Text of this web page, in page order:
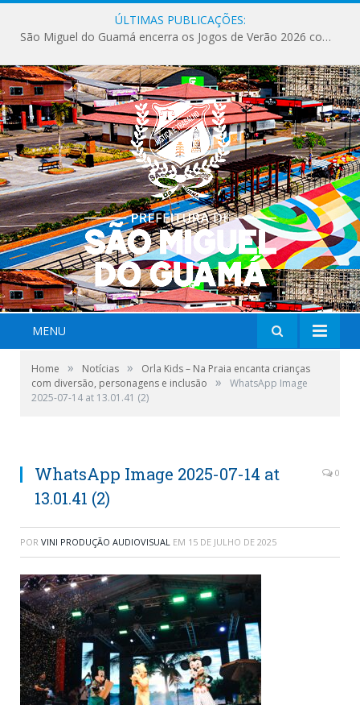
ÚLTIMAS PUBLICAÇÕES:
São Miguel do Guamá encerra os Jogos de Verão 2026 com sucesso de público e competições.
MENU
Home » Notícias »
Orla Kids – Na Praia encanta crianças
com diversão, personagens e inclusão
»
WhatsApp Image
2025-07-14 at 13.01.41 (2)
WhatsApp Image 2025-07-14 at
13.01.41 (2)
0
POR VINI PRODUÇÃO AUDIOVISUAL EM 15 DE JULHO DE 2025